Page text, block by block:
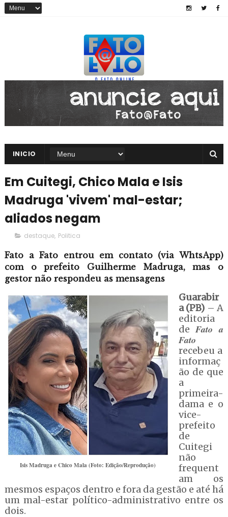
INICIO
Em Cuitegi, Chico Mala e Isis
Madruga 'vivem' mal-estar;
aliados negam
destaque, Politica
Fato a Fato entrou em contato (via WhtsApp)
com o prefeito Guilherme Madruga, mas o
gestor não respondeu as mensagens
Isis Madruga e Chico Mala (Foto: Edição/Reprodução)
Guarabir
a (PB) – A
editoria
de Fato a
Fato
recebeu a
informaç
ão de que
a
primeira-
dama e o
vice-
prefeito
de
Cuitegi
não
frequent
am os
mesmos espaços dentro e fora da gestão e até há
um mal-estar político-administrativo entre os
dois.